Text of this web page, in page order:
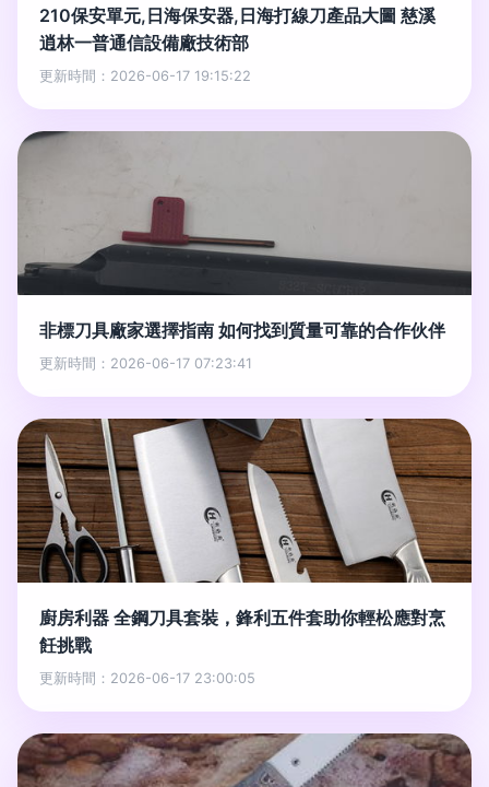
210保安單元,日海保安器,日海打線刀產品大圖 慈溪
逍林一普通信設備廠技術部
更新時間：2026-06-17 19:15:22
非標刀具廠家選擇指南 如何找到質量可靠的合作伙伴
更新時間：2026-06-17 07:23:41
廚房利器 全鋼刀具套裝，鋒利五件套助你輕松應對烹
飪挑戰
更新時間：2026-06-17 23:00:05